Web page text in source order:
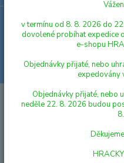
AUTA, LODĚ, LETADLA
světlem se zvukem na zpětné
Auto policie
baterie se
v termínu od 8. 8. 2026 do
dovolené probíhat expedice
e-shopu
Objednávky přijaté, nebo
expedovány
Objednávky přijaté, nebo
neděle 22. 8. 2026 budou